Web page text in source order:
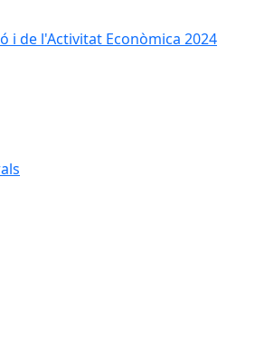
i de l'Activitat Econòmica 2024